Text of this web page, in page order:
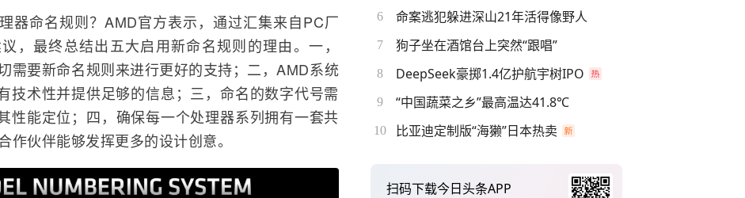
器命名规则？AMD官方表示，通过汇集来自PC厂
，最终总结出五大启用新命名规则的理由。一，
需要新命名规则来进行更好的支持；二，AMD系统
技术性并提供足够的信息；三，命名的数字代号需
性能定位；四，确保每一个处理器系列拥有一套共
伙伴能够发挥更多的设计创意。
6 命案逃犯躲进深山21年活得像野人
7 狗子坐在酒馆台上突然“跟唱”
8 DeepSeek豪掷1.4亿护航宇树IPO
9 “中国蔬菜之乡”最高温达41.8℃
10 比亚迪定制版“海獭”日本热卖
扫码下载今日头条APP